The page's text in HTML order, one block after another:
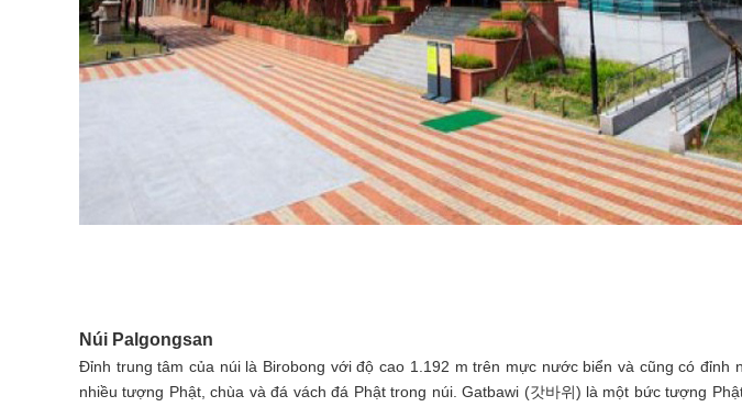
Núi Palgongsan
Đỉnh trung tâm của núi là Birobong với độ cao 1.192 m trên mực nước biển và cũng có
nhiều tượng Phật, chùa và đá vách đá Phật trong núi. Gatbawi (갓바위) là một bức tượng